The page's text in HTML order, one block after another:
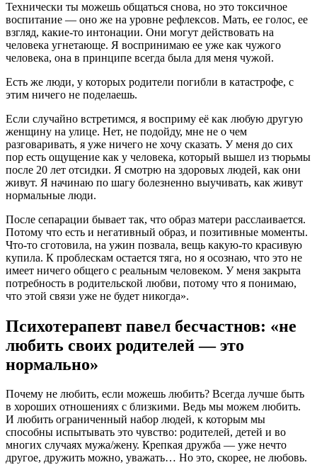
Технически ты можешь общаться снова, но это токсичное
воспитание — оно же на уровне рефлексов. Мать, ее голос, ее
взгляд, какие-то интонации. Они могут действовать на
человека угнетающе. Я воспринимаю ее уже как чужого
человека, она в принципе всегда была для меня чужой.
Есть же люди, у которых родители погибли в катастрофе, с
этим ничего не поделаешь.
Если случайно встретимся, я восприму её как любую другую
женщину на улице. Нет, не подойду, мне не о чем
разговаривать, я уже ничего не хочу сказать. У меня до сих
пор есть ощущение как у человека, который вышел из тюрьмы
после 20 лет отсидки. Я смотрю на здоровых людей, как они
живут. Я начинаю по шагу болезненно выучивать, как живут
нормальные люди.
После сепарации бывает так, что образ матери расслаивается.
Потому что есть и негативный образ, и позитивные моменты.
Что-то сготовила, на ужин позвала, вещь какую-то красивую
купила. К проблескам остается тяга, но я осознаю, что это не
имеет ничего общего с реальным человеком. У меня закрыта
потребность в родительской любви, потому что я понимаю,
что этой связи уже не будет никогда».
Психотерапевт павел бесчастнов: «не
любить своих родителей — это
нормально»
Почему не любить, если можешь любить? Всегда лучше быть
в хороших отношениях с близкими. Ведь мы можем любить.
И любить ограниченный набор людей, к которым мы
способны испытывать это чувство: родителей, детей и во
многих случаях мужа/жену. Крепкая дружба — уже нечто
другое, дружить можно, уважать… Но это, скорее, не любовь.